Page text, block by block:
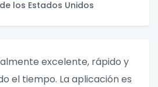
los Estados Unidos
excelente, rápido y
el tiempo. La aplicación es